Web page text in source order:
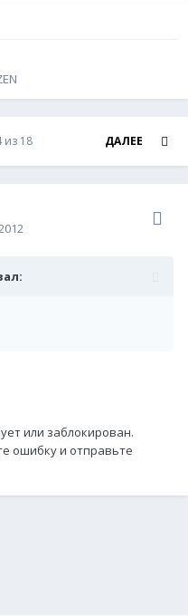
ДАЛЕЕ
из 18
или заблокирован.
ошибку и отправьте